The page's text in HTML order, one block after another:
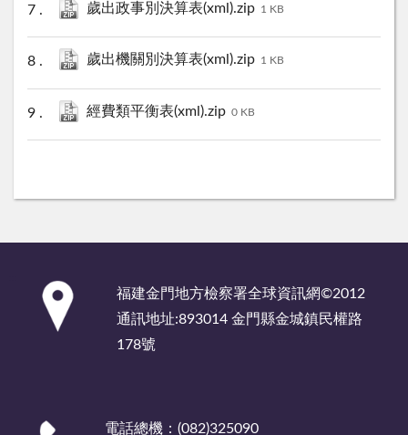
歲出政事別決算表(xml).zip 1 KB
歲出機關別決算表(xml).zip 1 KB
經費類平衡表(xml).zip 0 KB
福建金門地方檢察署全球資訊網©2012
通訊地址:893014 金門縣金城鎮民權路
178號
電話總機：(082)325090